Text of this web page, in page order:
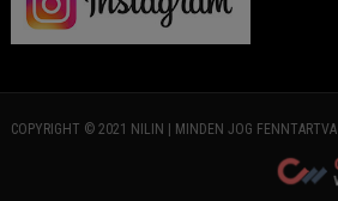
COPYRIGHT © 2021 NILIN | MINDEN JOG FENNTARTVA